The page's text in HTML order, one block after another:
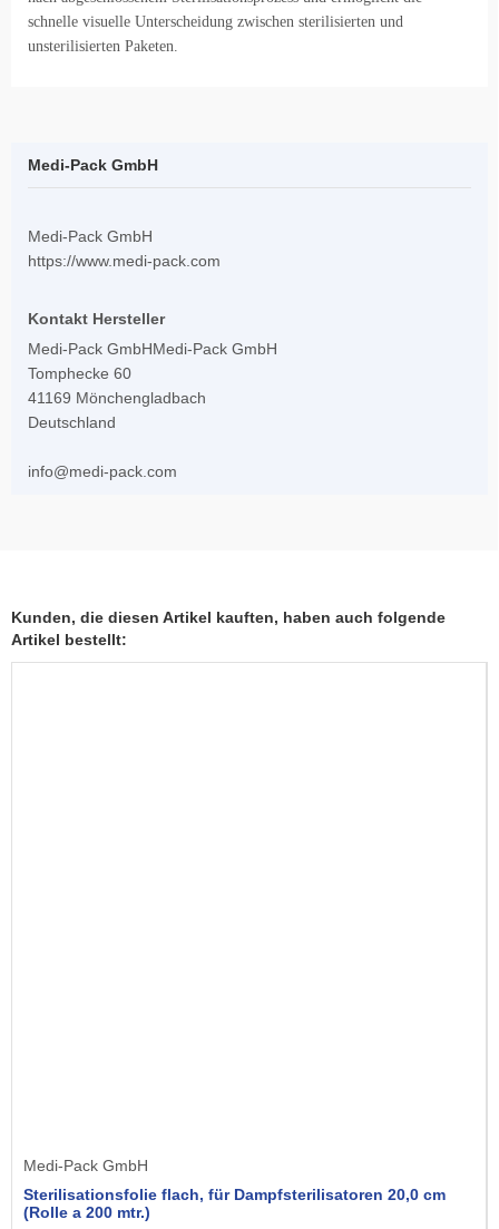
schnelle visuelle Unterscheidung zwischen sterilisierten und
unsterilisierten Paketen.
Medi-Pack GmbH
Medi-Pack GmbH
https://www.medi-pack.com
Kontakt Hersteller
Medi-Pack GmbHMedi-Pack GmbH
Tomphecke 60
41169 Mönchengladbach
Deutschland
info@medi-pack.com
Kunden, die diesen Artikel kauften, haben auch folgende
Artikel bestellt:
Medi-Pack GmbH
Sterilisationsfolie flach, für Dampfsterilisatoren 20,0 cm
(Rolle a 200 mtr.)